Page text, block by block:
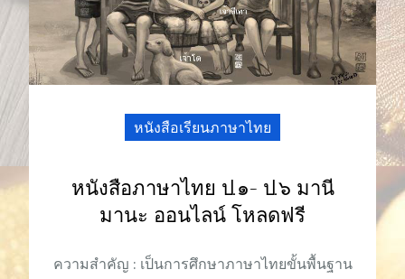
หนังสือเรียนภาษาไทย
หนังสือภาษาไทย ป.๑- ป.๖ มานี
มานะ ออนไลน์ โหลดฟรี
ความสำคัญ : เป็นการศึกษาภาษาไทยขั้นพื้นฐาน